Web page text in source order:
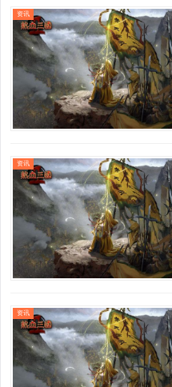
资讯
资讯
资讯